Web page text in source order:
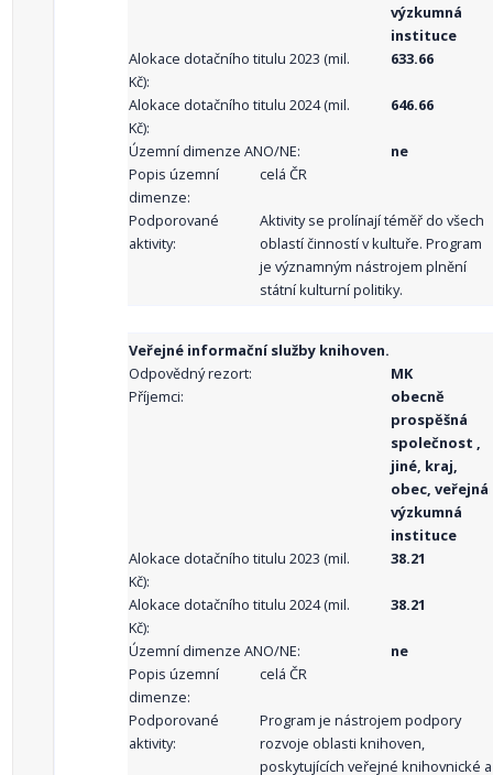
výzkumná
instituce
Alokace dotačního titulu 2023 (mil.
Kč):
633.66
Alokace dotačního titulu 2024 (mil.
Kč):
646.66
Územní dimenze ANO/NE:
ne
Popis územní
dimenze:
celá ČR
Podporované
aktivity:
Aktivity se prolínají téměř do všech
oblastí činností v kultuře. Program
je významným nástrojem plnění
státní kulturní politiky.
Veřejné informační služby knihoven.
Odpovědný rezort:
MK
Příjemci:
obecně
prospěšná
společnost ,
jiné, kraj,
obec, veřejná
výzkumná
instituce
Alokace dotačního titulu 2023 (mil.
Kč):
38.21
Alokace dotačního titulu 2024 (mil.
Kč):
38.21
Územní dimenze ANO/NE:
ne
Popis územní
dimenze:
celá ČR
Podporované
aktivity:
Program je nástrojem podpory
rozvoje oblasti knihoven,
poskytujících veřejné knihovnické a